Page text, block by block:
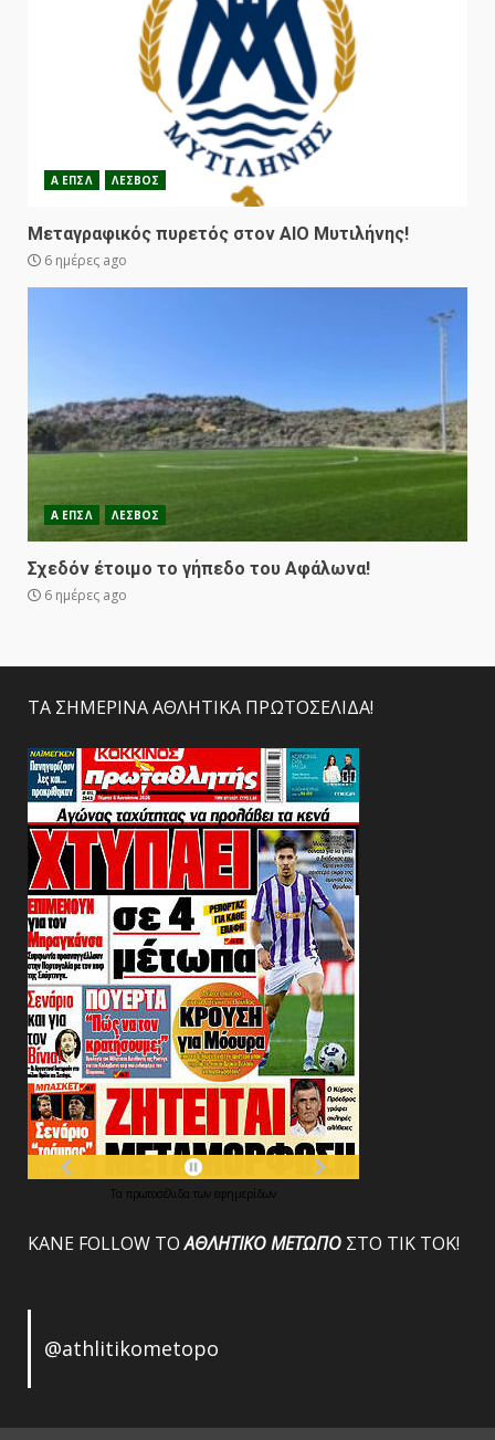
Α ΕΠΣΛ ΛΕΣΒΟΣ
Μεταγραφικός πυρετός στον ΑΙΟ Μυτιλήνης!
6 ημέρες ago
Α ΕΠΣΛ ΛΕΣΒΟΣ
Σχεδόν έτοιμο το γήπεδο του Αφάλωνα!
6 ημέρες ago
ΤΑ ΣΗΜΕΡΙΝΑ ΑΘΛΗΤΙΚΑ ΠΡΩΤΟΣΕΛΙΔΑ!
Τα πρωτοσέλιδα των εφημερίδων
ΚΑΝΕ FOLLOW ΤΟΑΘΛΗΤΙΚΟΜΕΤΩΠΟ ΣΤΟ ΤΙΚ ΤΟΚ!
@athlitikometopo